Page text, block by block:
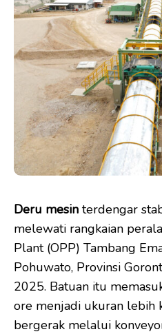
Deru mesin terdengar
melewati rangkaian
Plant (OPP) Tambang
Pohuwato, Provinsi
2025. Batuan itu
ore menjadi ukuran lebih
bergerak melalui